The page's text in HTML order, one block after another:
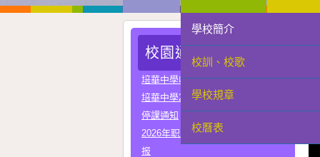
學校簡介
校訓、校歌
學校規章
校曆表
校園通告
培華中學收費項目一覽表
培華中學2024-2025學年報名費
停課通知
2026年职业教育国家教学成果奖申
报